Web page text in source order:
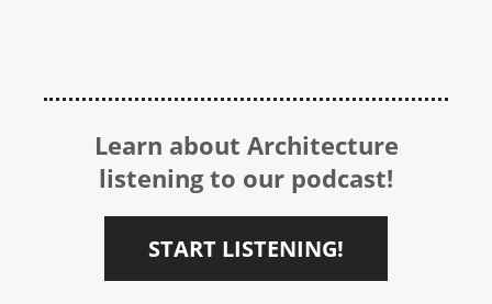
Learn about Architecture
listening to our podcast!
START LISTENING!